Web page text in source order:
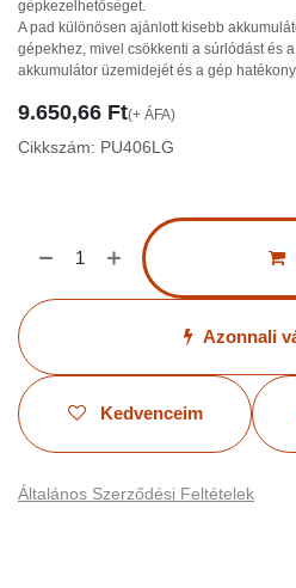
gépkezelhetőséget.
A pad különösen ajánlott kisebb
gépekhez, mivel csökkenti a súrlódást és
akkumulátor üzemidejét és a gép
9.650,66 Ft(+ ÁFA)
Cikkszám: PU406LG
Azonnali
Kedvenceim
Általános Szerződési Feltételek